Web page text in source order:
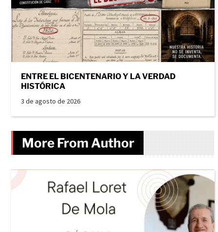
ENTRE EL BICENTENARIO Y LA VERDAD
HISTÓRICA
3 de agosto de 2026
More From Author